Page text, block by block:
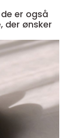
er også
der ønsker